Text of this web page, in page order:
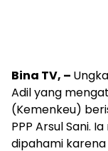
Bina TV, –
Adil yang
(Kemenkeu)
PPP Arsul Sani.
dipahami